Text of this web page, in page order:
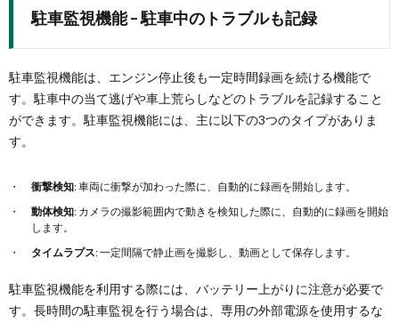
駐車監視機能 – 駐車中のトラブルも記録
駐車監視機能は、エンジン停止後も一定時間録画を続ける機能で
す。駐車中の当て逃げや車上荒らしなどのトラブルを記録すること
ができます。駐車監視機能には、主に以下の3つのタイプがありま
す。
衝撃検知: 車両に衝撃が加わった際に、自動的に録画を開始します。
動体検知: カメラの撮影範囲内で動きを検知した際に、自動的に録画を開始
します。
タイムラプス: 一定間隔で静止画を撮影し、動画として保存します。
駐車監視機能を利用する際には、バッテリー上がりに注意が必要で
す。長時間の駐車監視を行う場合は、専用の外部電源を使用するな